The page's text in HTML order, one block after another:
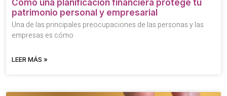
Cómo una planificación financiera protege tu
patrimonio personal y empresarial
Una de las principales preocupaciones de las personas y las
empresas es cómo
LEER MÁS »